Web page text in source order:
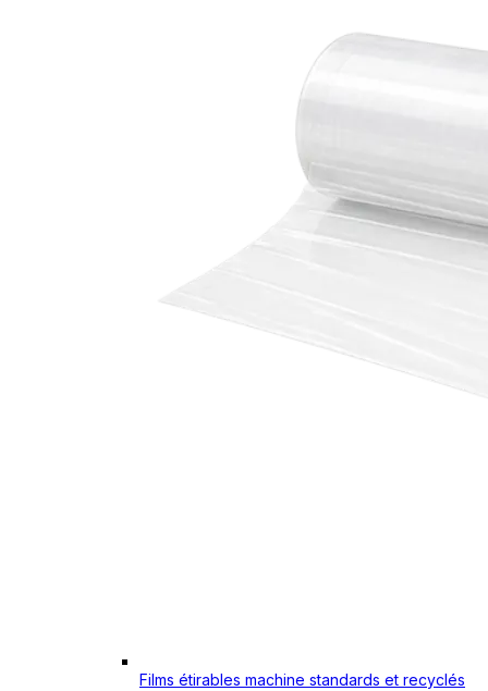
Films étirables machine standards et recyclés